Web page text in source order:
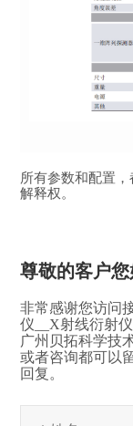
所有参数和配置
解释权。
尊敬的客户您
非常感谢您访问
仪__X射线衍射
广州贝拓科学技
或者咨询都可以
回复。